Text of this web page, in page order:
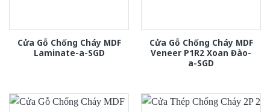
Cửa Gỗ Chống Cháy MDF
Laminate-a-SGD
Cửa Gỗ Chống Cháy MDF
Veneer P1R2 Xoan Đào-
a-SGD